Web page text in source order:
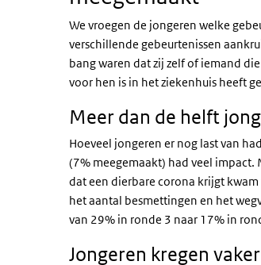
We vroegen de jongeren welke
verschillende gebeurtenissen
bang waren dat zij zelf of iemand
voor hen is in het ziekenhuis heeft
Meer dan de helft
Hoeveel jongeren er nog last van
(7% meegemaakt) had veel impact.
dat een dierbare corona krijgt
het aantal besmettingen en het
van 29% in ronde 3 naar 17% in
Jongeren kregen